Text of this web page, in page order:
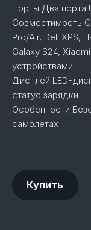
Порты Два порта
Совместимость
Pro/Air, Dell XPS,
Galaxy S24,
устройствами
Дисплей LED-
статус зарядки
Особенности
самолетах
Купить